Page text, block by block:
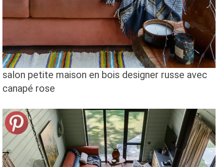
salon petite maison en bois designer russe avec
canapé rose